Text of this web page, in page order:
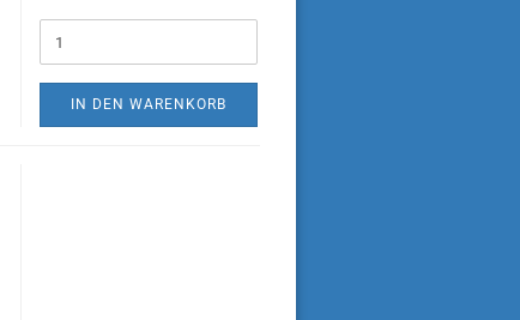
IN DEN WARENKORB